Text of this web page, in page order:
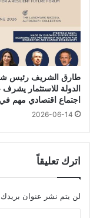
طارق الشريف رئيس
الدولة للاستثمار
اجتماع اقتصادي مهم
2026-06-14
اترك تعليقاً
لن يتم نشر عنوان بريدك